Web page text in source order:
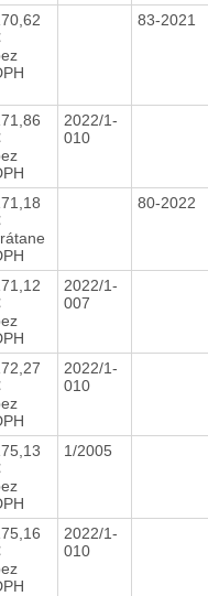
83-2021
2022/1-
010
80-2022
2022/1-
007
2022/1-
010
1/2005
2022/1-
010